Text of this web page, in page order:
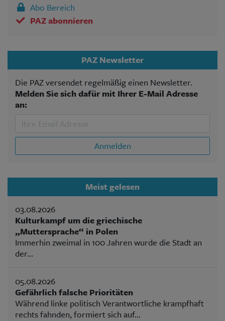
Abo Bereich
PAZ abonnieren
PAZ Newsletter
Die PAZ versendet regelmäßig einen Newsletter.
Melden Sie sich dafür mit Ihrer E-Mail Adresse
an:
Anmelden
Meist gelesen
03.08.2026
Kulturkampf um die griechische
„Muttersprache“ in Polen
Immerhin zweimal in 100 Jahren wurde die Stadt an
der...
05.08.2026
Gefährlich falsche Prioritäten
Während linke politisch Verantwortliche krampfhaft
rechts fahnden, formiert sich auf...